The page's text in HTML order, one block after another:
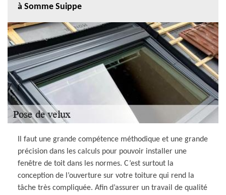
à Somme Suippe
Il faut une grande compétence méthodique et une grande
précision dans les calculs pour pouvoir installer une
fenêtre de toit dans les normes. C’est surtout la
conception de l’ouverture sur votre toiture qui rend la
tâche très compliquée. Afin d’assurer un travail de qualité